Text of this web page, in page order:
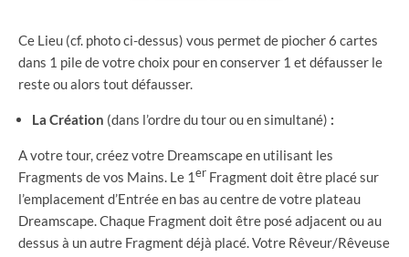
Ce Lieu (cf. photo ci-dessus) vous permet de piocher 6 cartes
dans 1 pile de votre choix pour en conserver 1 et défausser le
reste ou alors tout défausser.
La Création (dans l’ordre du tour ou en simultané) :
A votre tour, créez votre Dreamscape en utilisant les
Fragments de vos Mains. Le 1 er Fragment doit être placé sur
l’emplacement d’Entrée en bas au centre de votre plateau
Dreamscape. Chaque Fragment doit être posé adjacent ou au
dessus à un autre Fragment déjà placé. Votre Rêveur/Rêveuse